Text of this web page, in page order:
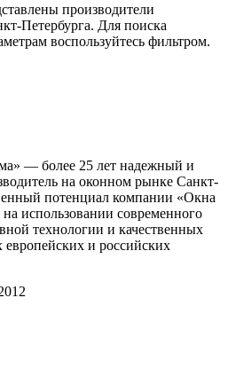
производители
Петербурга. Для поиска
воспользуйтесь фильтром.
— более 25 лет надежный и
на оконном рынке Санкт-
потенциал компании «Окна
использовании современного
технологии и качественных
и российских